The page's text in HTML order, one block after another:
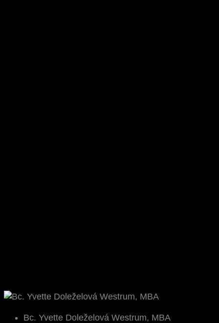
Bc. Yvette Doleželová Westrum, MBA